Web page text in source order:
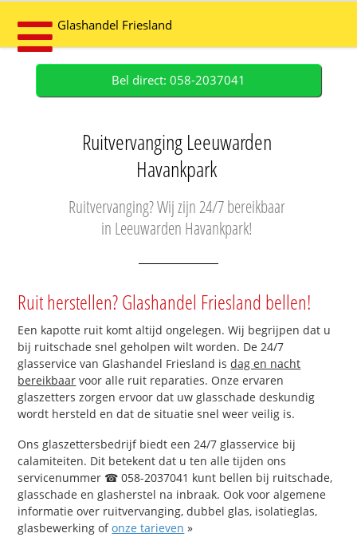
Glashandel Friesland
Bel direct: 058-2037041
Ruitvervanging Leeuwarden
Havankpark
Ruitvervanging? Wij zijn 24/7 bereikbaar
in Leeuwarden Havankpark!
Ruit herstellen? Glashandel Friesland bellen!
Een kapotte ruit komt altijd ongelegen. Wij begrijpen dat u
bij ruitschade snel geholpen wilt worden. De 24/7
glasservice van Glashandel Friesland isdag en nacht
bereikbaar voor alle ruit reparaties. Onze ervaren
glaszetters zorgen ervoor dat uw glasschade deskundig
wordt hersteld en dat de situatie snel weer veilig is.
Ons glaszettersbedrijf biedt een 24/7 glasservice bij
calamiteiten. Dit betekent dat u ten alle tijden ons
servicenummer ☎ 058-2037041 kunt bellen bij ruitschade,
glasschade en glasherstel na inbraak. Ook voor algemene
informatie over ruitvervanging, dubbel glas, isolatieglas,
glasbewerking ofonze tarieven »